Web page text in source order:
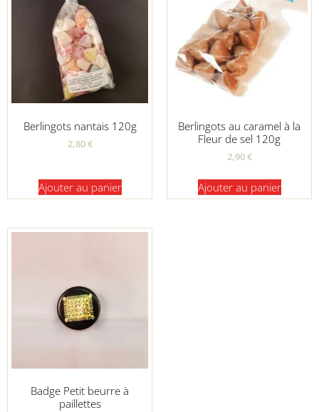
Berlingots nantais 120g
2,80€
Ajouter au panier
Berlingots au caramel à la
Fleur de sel 120g
2,90€
Ajouter au panier
Badge Petit beurre à
paillettes